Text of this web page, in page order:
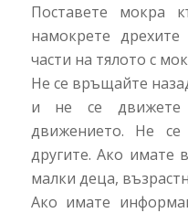
Поставете мокра
намокрете
части на тялото с
Не се връщайте
и не се движете
движението. Не
другите. Ако имате
малки деца,
Ако имате